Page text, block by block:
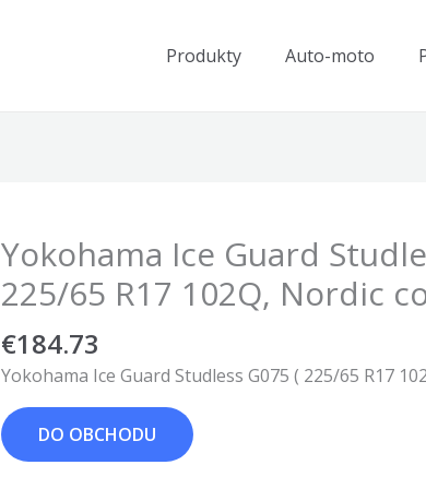
Produkty Auto-moto
Yokohama Ice Guard
225/65 R17 102Q, Nordic
€184.73
Yokohama Ice Guard Studless G075 ( 225/65 R17
DO OBCHODU